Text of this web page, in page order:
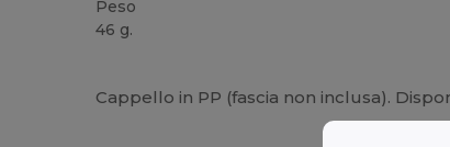
Peso
46 g.
Cappello in PP (fascia non inclusa).